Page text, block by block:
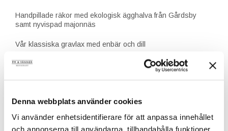
Denna webbplats använder cookies
Vi använder enhetsidentifierare för att anpassa innehållet
Handpillade räkor med ekologisk ägghalva från Gårdsby
samt nyvispad majonnäs
Vår klassiska gravlax med enbär och dill
PM:s terrine på morötter från Solmarka Gård med ingefära
egen senap
Lagrad prästost